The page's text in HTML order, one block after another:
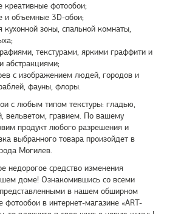
креативные фотообои;
и объемные 3D-обои;
кухонной зоны, спальной комнаты,
текстурами, яркими граффити и
абстракциями;
с изображением людей, городов и
фауны, флоры.
с любым типом текстуры: гладью,
вельветом, гравием. По вашему
продукт любого разрешения и
выбранного товара произойдет в
Могилев.
недорогое средство изменения
доме! Ознакомившись со всеми
в нашем обширном
фотообои в интернет-магазине «ART-